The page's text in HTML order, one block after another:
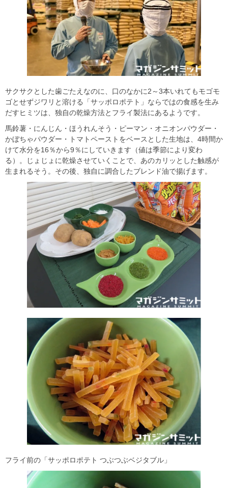
サクサクとした歯ごたえなのに、口のなかに2～3本いれてもモゴモ
ゴとせずジワリと溶ける「サッポロポテト」ならではの食感を生み
だすヒミツは、独自の乾燥方法とフライ製法にあるようです。
馬鈴薯・にんじん・ほうれんそう・ピーマン・オニオンパウダー・
かぼちゃパウダー・トマトペーストをベースとした生地は、4時間か
けて水分を16％から9％にしていきます（値は季節により変わ
る）。じょじょに乾燥させていくことで、あのカリッとした触感が
生まれるそう。その後、独自に調合したブレンド油で揚げます。
フライ前の「サッポロポテト つぶつぶベジタブル」